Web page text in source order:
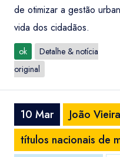
de otimizar a gestão
vida dos cidadãos.
ok
Detalhe & notícia
original
10 Mar
João
títulos nacionais de